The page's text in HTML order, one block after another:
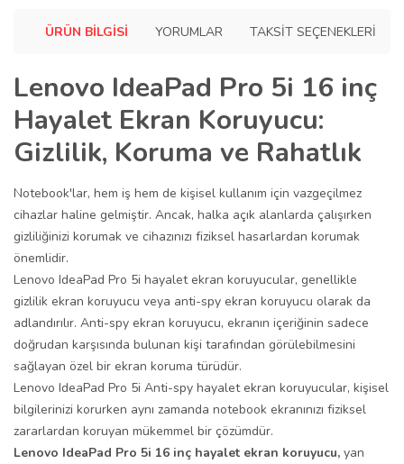
ÜRÜN BILGISI YORUMLAR TAKSIT SEÇENEKLERI
Lenovo IdeaPad Pro 5i 16 inç
Hayalet Ekran Koruyucu:
Gizlilik, Koruma ve Rahatlık
Notebook'lar, hem iş hem de kişisel kullanım için vazgeçilmez
cihazlar haline gelmiştir. Ancak, halka açık alanlarda çalışırken
gizliliğinizi korumak ve cihazınızı fiziksel hasarlardan korumak
önemlidir.
Lenovo IdeaPad Pro 5i hayalet ekran koruyucular, genellikle
gizlilik ekran koruyucu veya anti-spy ekran koruyucu olarak da
adlandırılır. Anti-spy ekran koruyucu, ekranın içeriğinin sadece
doğrudan karşısında bulunan kişi tarafından görülebilmesini
sağlayan özel bir ekran koruma türüdür.
Lenovo IdeaPad Pro 5i Anti-spy hayalet ekran koruyucular, kişisel
bilgilerinizi korurken aynı zamanda notebook ekranınızı fiziksel
zararlardan koruyan mükemmel bir çözümdür.
Lenovo IdeaPad Pro 5i 16 inç hayalet ekran koruyucu, yan